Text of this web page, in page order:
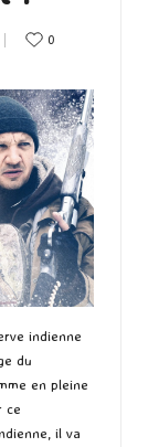
0
indienne
du
en pleine
ce
il va